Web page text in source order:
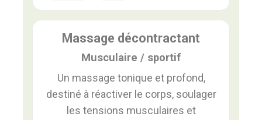
Massage décontractant
Musculaire / sportif
Un massage tonique et profond,
destiné à réactiver le corps, soulager
les tensions musculaires et